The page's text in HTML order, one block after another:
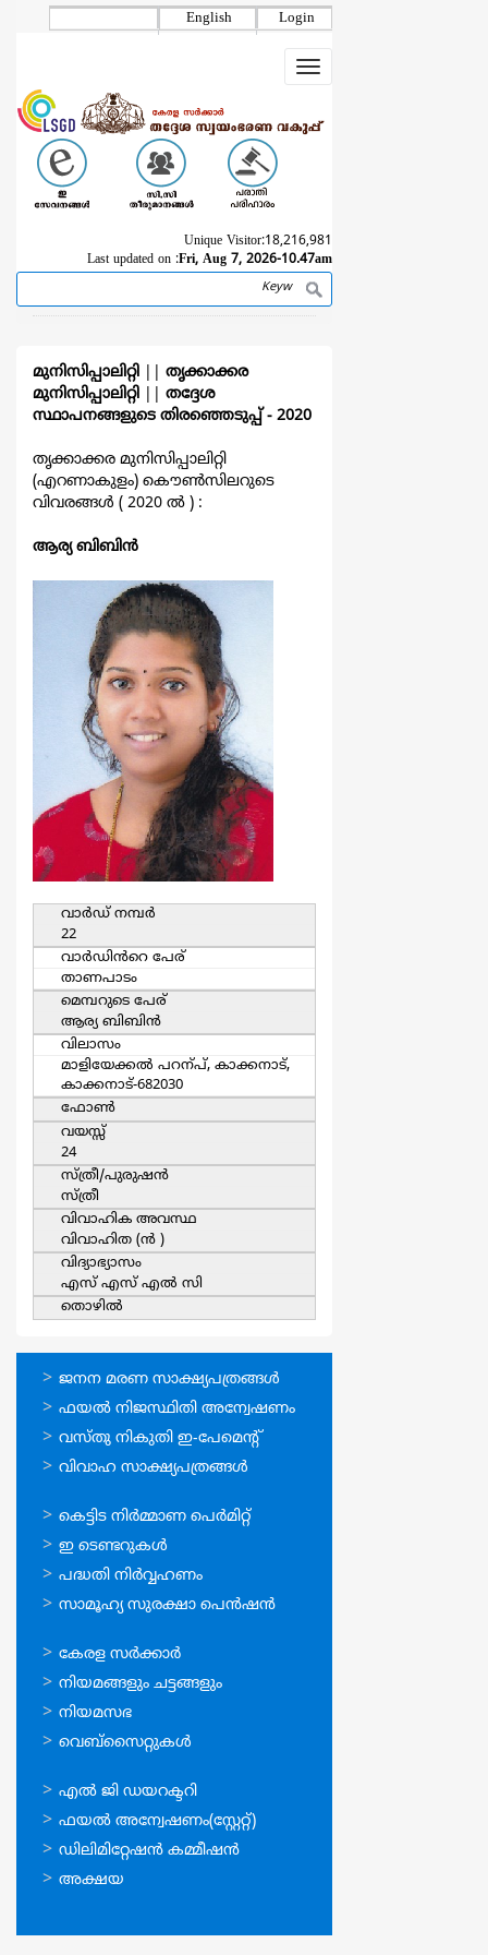
Login
English
Toggle
navigation
Unique Visitor:18,216,981
Last updated on :Fri, Aug 7, 2026-10.47am
Search
മുനിസിപ്പാലിറ്റി
തൃക്കാക്കര
മുനിസിപ്പാലിറ്റി
തദ്ദേശ
സ്ഥാപനങ്ങളുടെ തിരഞ്ഞെടുപ്പ്‌ - 2020
തൃക്കാക്കര മുനിസിപ്പാലിറ്റി
(എറണാകുളം) കൌൺസിലറുടെ
വിവരങ്ങള്‍ ( 2020 ല്‍ ) :
ആര്യ ബിബിൻ
വാര്‍ഡ്‌ നമ്പര്‍
22
വാര്‍ഡിൻറെ പേര്
താണപാടം
മെമ്പറുടെ പേര്
ആര്യ ബിബിൻ
വിലാസം
മാളിയേക്കൽ പറന്പ്, കാക്കനാട്,
കാക്കനാട്-682030
ഫോൺ
വയസ്സ്
24
സ്ത്രീ/പുരുഷന്‍
സ്ത്രീ
വിവാഹിക അവസ്ഥ
വിവാഹിത (ന്‍ )
വിദ്യാഭ്യാസം
എസ് എസ് എൽ സി
തൊഴില്‍
ഓണ്‍ലൈന്‍
സേവനങ്ങള്‍
ജനന മരണ സാക്ഷ്യപത്രങ്ങള്‍
ഫയല്‍ നിജസ്ഥിതി അന്വേഷണം
വസ്തു നികുതി ഇ-പേമെന്റ്
വിവാഹ സാക്ഷ്യപത്രങ്ങള്‍
ഓണ്‍ലൈന്‍
സേവനങ്ങള്‍
കെട്ടിട നിര്‍മ്മാണ പെര്‍മിറ്റ്‌
ഇ ടെണ്ടറുകള്‍
പദ്ധതി നിര്‍വ്വഹണം
സാമൂഹ്യ സുരക്ഷാ പെന്‍ഷന്‍
ഉപയോഗപ്രദമായ
കണ്ണികള്‍
കേരള സര്‍ക്കാര്‍
നിയമങ്ങളും ചട്ടങ്ങളും
നിയമസഭ
വെബ്സൈറ്റുകള്‍
ഉപയോഗപ്രദമായ
കണ്ണികള്‍
എല്‍ ജി ഡയറക്ടറി
ഫയല്‍ അന്വേഷണം(സ്റ്റേറ്റ്)
ഡിലിമിറ്റേഷന്‍ കമ്മീഷന്‍
അക്ഷയ